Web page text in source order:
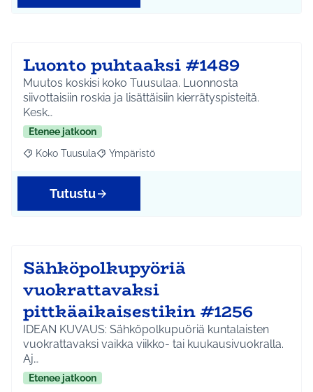
Luonto puhtaaksi #1489
Muutos koskisi koko Tuusulaa. Luonnosta
siivottaisiin roskia ja lisättäisiin kierrätyspisteitä.
Kesk…
Etenee jatkoon
Rajaa tulokset aihepiirin mukaan: Koko Tuusula
Koko Tuusula Rajaa tulokset teeman mukaan: Ympäristö
Ympäristö
Tutustu
Sähköpolkupyöriä
vuokrattavaksi
pittkäaikaisestikin #1256
IDEAN KUVAUS: Sähköpolkupuöriä kuntalaisten
vuokrattavaksi vaikka viikko- tai kuukausivuokralla.
Aj…
Etenee jatkoon